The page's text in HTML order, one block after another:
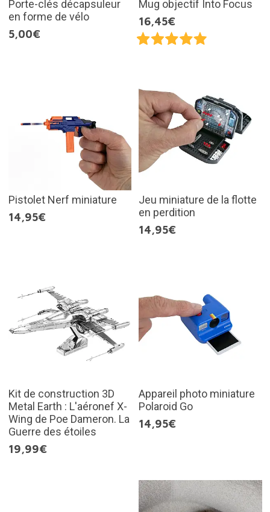
Porte-clés décapsuleur
en forme de vélo
5,00€
Mug objectif Into Focus
16,45€
Pistolet Nerf miniature
14,95€
Jeu miniature de la flotte
en perdition
14,95€
Kit de construction 3D
Metal Earth : L'aéronef X-
Wing de Poe Dameron. La
Guerre des étoiles
19,99€
Appareil photo miniature
Polaroid Go
14,95€